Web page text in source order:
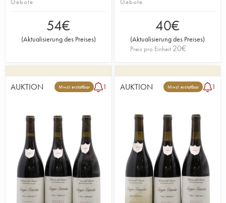
Gebote
54€
(Aktualisierung des Preises)
Gebote
40€
(Aktualisierung des Preises)
Preis pro Einheit 20€
AUKTION Mwst. erstattbar 1 AUKTION Mwst. erstattbar 1